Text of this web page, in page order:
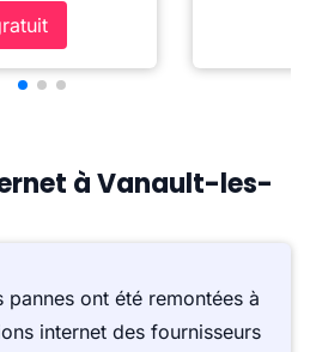
à Vanault-les-
ont été remontées à
internet des fournisseurs